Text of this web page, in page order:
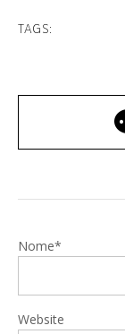
TAGS:
Nome*
Website